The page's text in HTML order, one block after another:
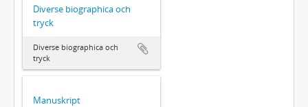
Diverse biographica och
tryck
Diverse biographica och
tryck
Manuskript